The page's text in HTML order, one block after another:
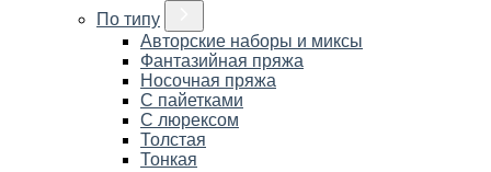
По типу
Авторские наборы и миксы
Фантазийная пряжа
Носочная пряжа
С пайетками
С люрексом
Толстая
Тонкая